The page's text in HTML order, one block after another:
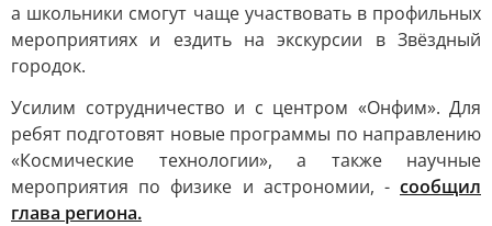
а школьники смогут чаще участвовать в профильных
мероприятиях и ездить на экскурсии в Звёздный
городок.
Усилим сотрудничество и с центром «Онфим». Для
ребят подготовят новые программы по направлению
«Космические технологии», а также научные
мероприятия по физике и астрономии, - сообщил
глава региона.